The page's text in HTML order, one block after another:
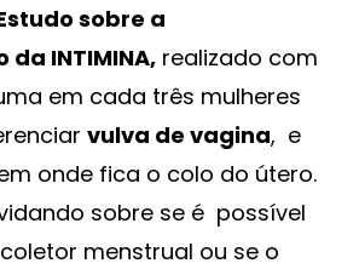
sobre a
INTIMINA, realizado com
em cada três mulheres
vulva de vagina, e
onde fica o colo do útero.
sobre se é possível
menstrual ou se o